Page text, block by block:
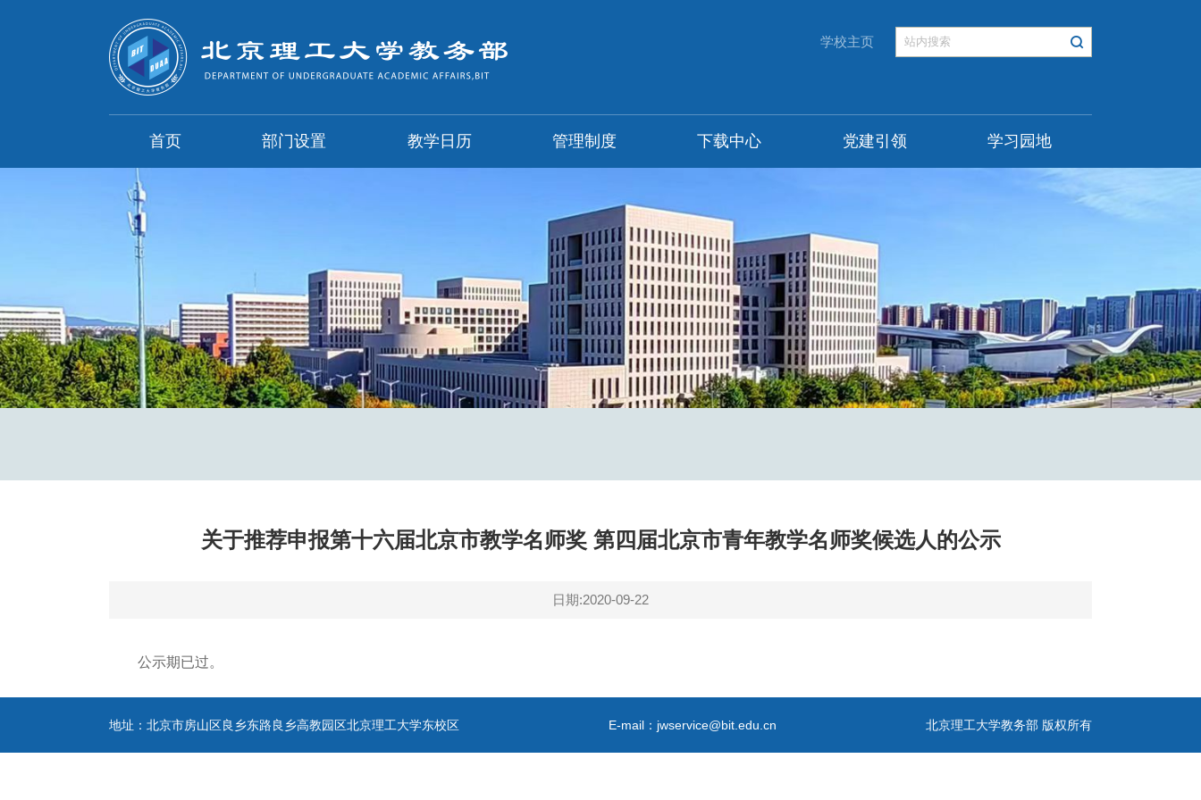
学校主页
首页 部门设置 教学日历 管理制度 下载中心 党建引领 学习园地
关于推荐申报第十六届北京市教学名师奖 第四届北京市青年教学名师奖候选人的公示
日期:2020-09-22
公示期已过。
地址：北京市房山区良乡东路良乡高教园区北京理工大学东校区 E-mail：jwservice@bit.edu.cn 北京理工大学教务部 版权所有